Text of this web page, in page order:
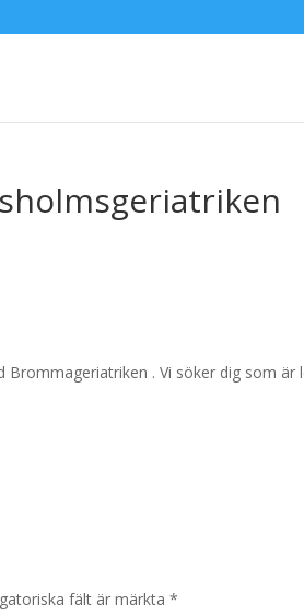
Brommageriatriken . Vi söker dig som
fält är märkta*